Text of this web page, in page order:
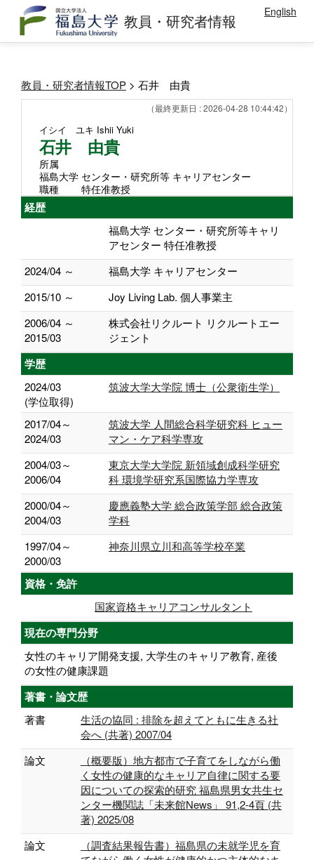
教員・研究者情報 English
教員・研究者情報TOP > 石井 由貴
（最終更新日 : 2026-04-28 10:44:42）
イシイ ユキ Ishii Yuki
石井 由貴
所属
福島大学 センター・研究所等 キャリアセンター
職種
特任准教授
経歴
福島大学 センター・研究所等キャリ
アセンター 特任准教授
2024/04 ～
福島大学 キャリアセンター
2015/10 ～
Joy Living Lab. 個人事業主
2006/04 ～
2015/03
株式会社リクルート リクルートエー
ジェント
学歴
2024/03
(学位取得)
筑波大学大学院 博士（公衆衛生学）
2017/04～
2024/03
筑波大学 人間総合科学研究科 ヒュー
マン・ケア科学専攻
2004/03～
2006/04
東京大学大学院 新領域創成科学研究
科 環境学研究系国際協力学専攻
2000/04～
2004/03
慶應義塾大学 総合政策学部 総合政策
学科
1997/04～
2000/03
神奈川県立川和高等学校卒業
資格・免許
国家資格キャリアコンサルタント
現在の専門分野
女性のキャリア開発支援, 大学生のキャリア教育, 産後
の女性の健康課題
著書・論文歴
著書
生活の協同 : 排除を超えてともに生きる社
会へ (共著) 2007/04
論文
（概要版）地方都市で子育てをしながら働
く女性の健康的なキャリア自律に関する要
因についての探索的研究 福島県男女共生セ
ンター機関誌「未来館News」 91,2-4頁 (共
著) 2025/08
論文
（調査結果報告書）福島県の未就学児を育